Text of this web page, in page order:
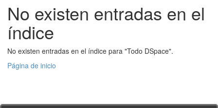
No existen entradas en el
índice
No existen entradas en el índice para "Todo DSpace".
Página de inicio